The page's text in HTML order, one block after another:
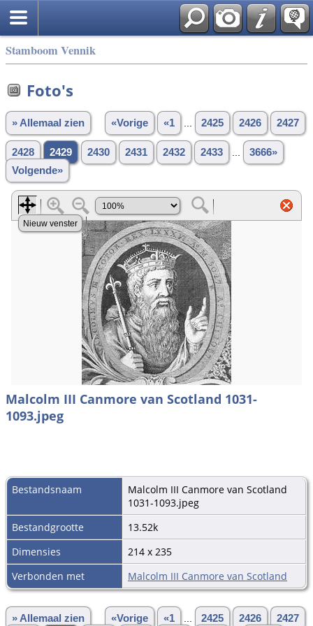
Stamboom Vennik
Foto's
» Allemaal zien «Vorige «1 2425 2426 2427
2428 2429 2430 2431 2432 2433
3666»
Volgende»
Malcolm III Canmore van Scotland 1031-
1093.jpeg
Bestandsnaam
Malcolm III Canmore van Scotland
1031-1093.jpeg
Bestandgrootte
13.52k
Dimensies
214 x 235
Verbonden met
Malcolm III Canmore van Scotland
» Allemaal zien «Vorige «1 2425 2426 2427